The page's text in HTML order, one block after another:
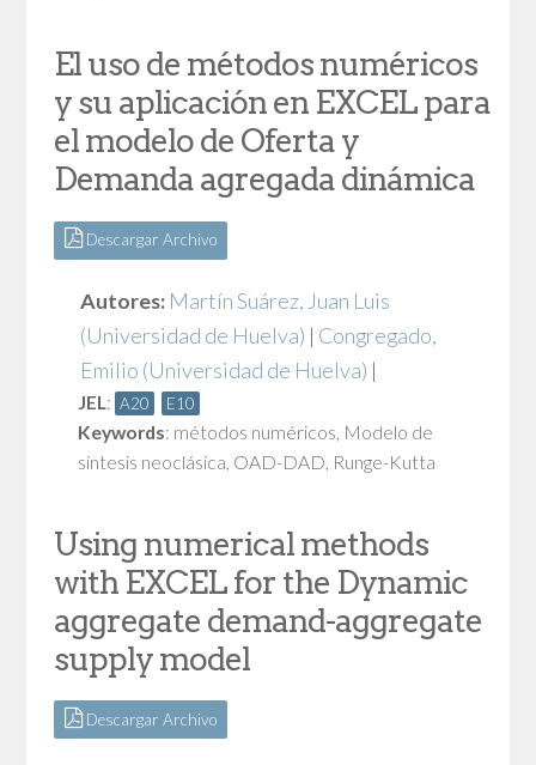
El uso de métodos numéricos
y su aplicación en EXCEL para
el modelo de Oferta y
Demanda agregada dinámica
Descargar Archivo
Autores: Martín Suárez, Juan Luis
(Universidad de Huelva) | Congregado,
Emilio (Universidad de Huelva) |
JEL: A20 E10
Keywords: métodos numéricos, Modelo de
síntesis neoclásica, OAD-DAD, Runge-Kutta
Using numerical methods
with EXCEL for the Dynamic
aggregate demand-aggregate
supply model
Descargar Archivo